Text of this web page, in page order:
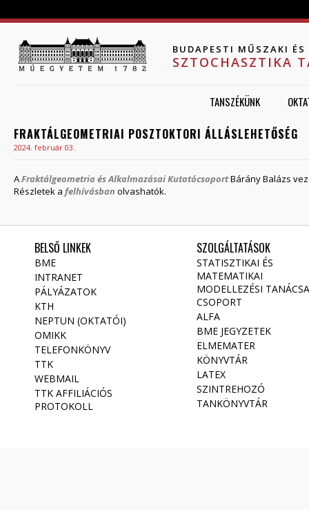
BUDAPESTI MŰSZAKI
SZTOCHASZTIKA
TANSZÉKÜNK
FRAKTÁLGEOMETRIAI POSZTOKTORI ÁLLÁSLEHETŐSÉG
2024. február 03.
AFraktálgeometria és Alkalmazásai KutatócsoportBárány Balázs
Részletek a felhívásban olvashatók.
BELSŐ LINKEK
BME
INTRANET
PÁLYÁZATOK
KTH
NEPTUN (OKTATÓI)
OMIKK
TELEFONKÖNYV
TTK
WEBMAIL
TTK AFFILIÁCIÓS
PROTOKOLL
SZOLGÁLTATÁSOK
STATISZTIKAI ÉS
MATEMATIKAI
MODELLEZÉSI
CSOPORT
ALFA
BME JEGYZETEK
ELMEMATER
KÖNYVTÁR
LATEX
SZINTREHOZÓ
TANKÖNYVTÁR